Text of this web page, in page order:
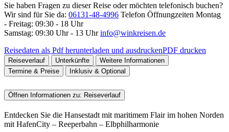
Sie haben Fragen zu dieser Reise oder möchten telefonisch buchen?
Wir sind für Sie da: 06131-48-4996 Telefon Öffnungzeiten Montag
- Freitag: 09:30 - 18 Uhr
Samstag: 09:30 Uhr - 13 Uhr info@winkreisen.de
Reisedaten als Pdf herunterladen und ausdruckenPDF drucken
Reiseverlauf Unterkünfte
Weitere Informationen
Termine & Preise
Inklusiv & Optional
Öffnen Informationen zu: Reiseverlauf
Entdecken Sie die Hansestadt mit maritimem Flair im hohen Norden
mit HafenCity – Reeperbahn – Elbphilharmonie